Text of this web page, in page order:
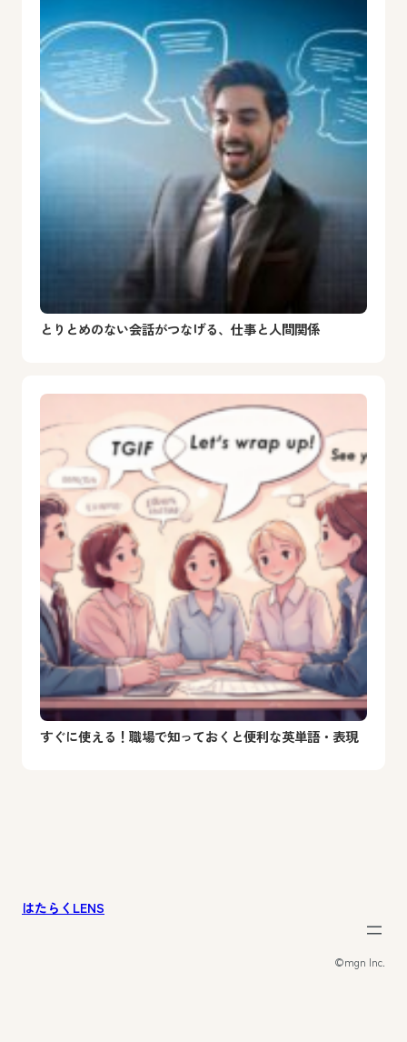
とりとめのない会話がつなげる、仕事と人間関係
すぐに使える！職場で知っておくと便利な英単語・表現
はたらくLENS
©︎mgn Inc.